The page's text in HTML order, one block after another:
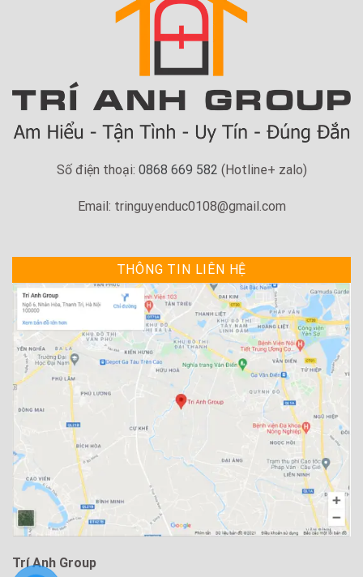
Số điện thoại: 0868 669 582 (Hotline+ zalo)
Email: tringuyenduc0108@gmail.com
THÔNG TIN LIÊN HỆ
Trí Anh Group